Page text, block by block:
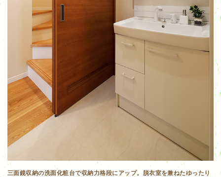
三面鏡収納の洗面化粧台で収納力格段にアップ。脱衣室を兼ねたゆったり